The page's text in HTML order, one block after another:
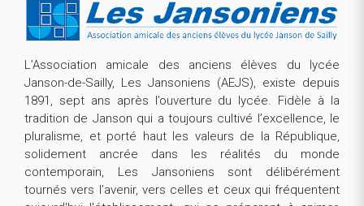
L’Association amicale des anciens élèves du lycée
Janson-de-Sailly, Les Jansoniens (AEJS), existe depuis
1891, sept ans après l’ouverture du lycée. Fidèle à la
tradition de Janson qui a toujours cultivé l’excellence, le
pluralisme, et porté haut les valeurs de la République,
solidement ancrée dans les réalités du monde
contemporain, Les Jansoniens sont délibérément
tournés vers l’avenir, vers celles et ceux qui fréquentent